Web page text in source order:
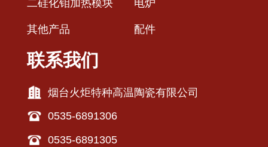
二硅化钼加热模块 电炉
其他产品 配件
联系我们
烟台火炬特种高温陶瓷有限公司
0535-6891306
0535-6891305